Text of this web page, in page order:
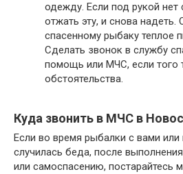
одежду. Если под рукой нет
отжать эту, и снова надеть.
спасенному рыбаку теплое
Сделать звонок в службу
помощь или МЧС, если того
обстоятельства.
Куда звонить в МЧС в
Если во время рыбалки с вами
случилась беда, после
или самоспасению, постарайтесь